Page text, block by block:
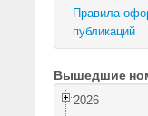
Правила
публикаций
Вышедшие
2026